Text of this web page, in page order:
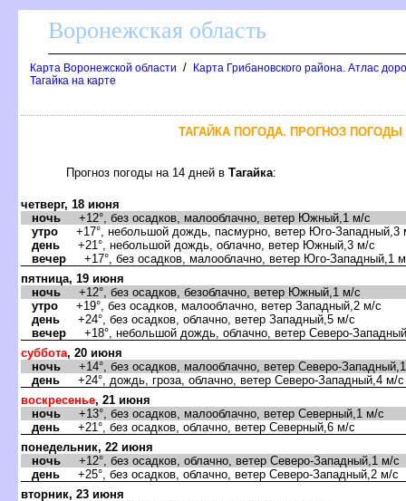
оронежская область
Карта Воронежской области /
Карта Грибановского района. Атлас
Тагайка на карте
ТАГАЙКА ПОГОДА. ПРОГНОЗ ПОГОДЫ
Прогноз погоды на 14 дней Тагайка:
четверг, 18 июня
ночь +12°, без осадков, малооблачно, ветер Южный,1 м/с
утро +17°, небольшой дождь, пасмурно, ветер Юго-Западный,3
день +21°, небольшой дождь, облачно, ветер Южный,3 м/с
ечер +17°, без осадков, малооблачно, ветер Юго-Западный,1
пятница, 19 июня
ночь +12°, без осадков, безоблачно, ветер Южный,1 м/с
утро +19°, без осадков, малооблачно, ветер Западный,2 м/с
день +24°, без осадков, облачно, ветер Западный,5 м/с
ечер +18°, небольшой дождь, облачно, ветер Северо-
суббота, 20 июня
ночь +14°, без осадков, малооблачно, ветер Северо-
день +24°, дождь, гроза, облачно, ветер Северо-Западный,4 м/с
оскресенье, 21 июня
ночь +13°, без осадков, малооблачно, ветер Северный,1 м/с
день +21°, без осадков, облачно, ветер Северный,6 м/с
понедельник, 22 июня
ночь +12°, без осадков, облачно, ветер Северо-Западный,1 м/с
день +25°, без осадков, облачно, ветер Северо-Западный,2 м/с
торник, 23 июня